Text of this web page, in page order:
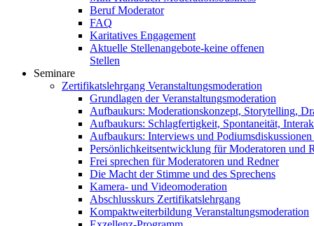
Beruf Moderator
FAQ
Karitatives Engagement
Aktuelle Stellenangebote-keine offenen
Stellen
Seminare
Zertifikatslehrgang Veranstaltungsmoderation
Grundlagen der Veranstaltungsmoderation
Aufbaukurs: Moderationskonzept, Storytelling,
Aufbaukurs: Schlagfertigkeit, Spontaneität,
Aufbaukurs: Interviews und
Persönlichkeitsentwicklung für Moderatoren und
Frei sprechen für Moderatoren und Redner
Die Macht der Stimme und des Sprechens
Kamera- und Videomoderation
Abschlusskurs Zertifikatslehrgang
Kompaktweiterbildung Veranstaltungsmoderation